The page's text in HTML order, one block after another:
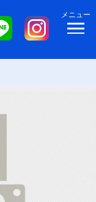
メニュー